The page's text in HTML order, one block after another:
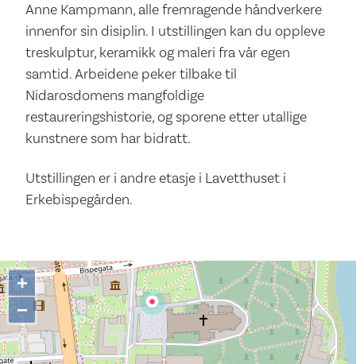
Anne Kampmann, alle fremragende håndverkere
innenfor sin disiplin. I utstillingen kan du oppleve
treskulptur, keramikk og maleri fra vår egen
samtid. Arbeidene peker tilbake til
Nidarosdomens mangfoldige
restaureringshistorie, og sporene etter utallige
kunstnere som har bidratt.
Utstillingen er i andre etasje i Lavetthuset i
Erkebispegården.
+
−